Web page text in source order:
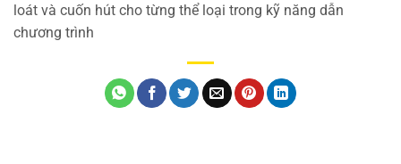
loát và cuốn hút cho từng thể loại trong kỹ năng dẫn
chương trình